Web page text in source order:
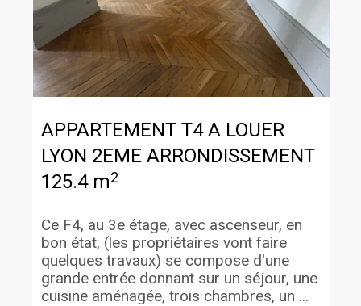
APPARTEMENT T4 A LOUER
LYON 2EME ARRONDISSEMENT
125.4 m2
Ce F4, au 3e étage, avec ascenseur, en
bon état, (les propriétaires vont faire
quelques travaux) se compose d'une
grande entrée donnant sur un séjour, une
cuisine aménagée, trois chambres, un ...